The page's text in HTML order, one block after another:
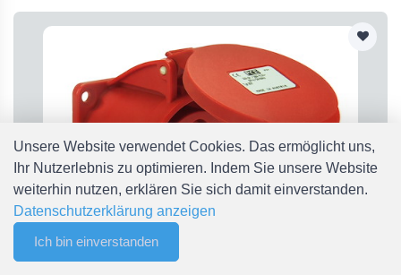
Filter Merkliste
Unsere Website verwendet Cookies. Das ermöglicht uns,
Ihr Nutzerlebnis zu optimieren. Indem Sie unsere Website
weiterhin nutzen, erklären Sie sich damit einverstanden.
Datenschutzerklärung anzeigen
Ich bin einverstanden